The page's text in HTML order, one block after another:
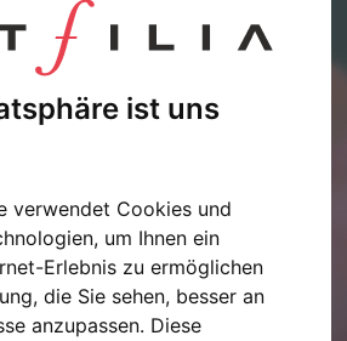
ist uns
verwendet Cookies und
um Ihnen ein
Erlebnis zu ermöglichen
die Sie sehen, besser an
anzupassen. Diese